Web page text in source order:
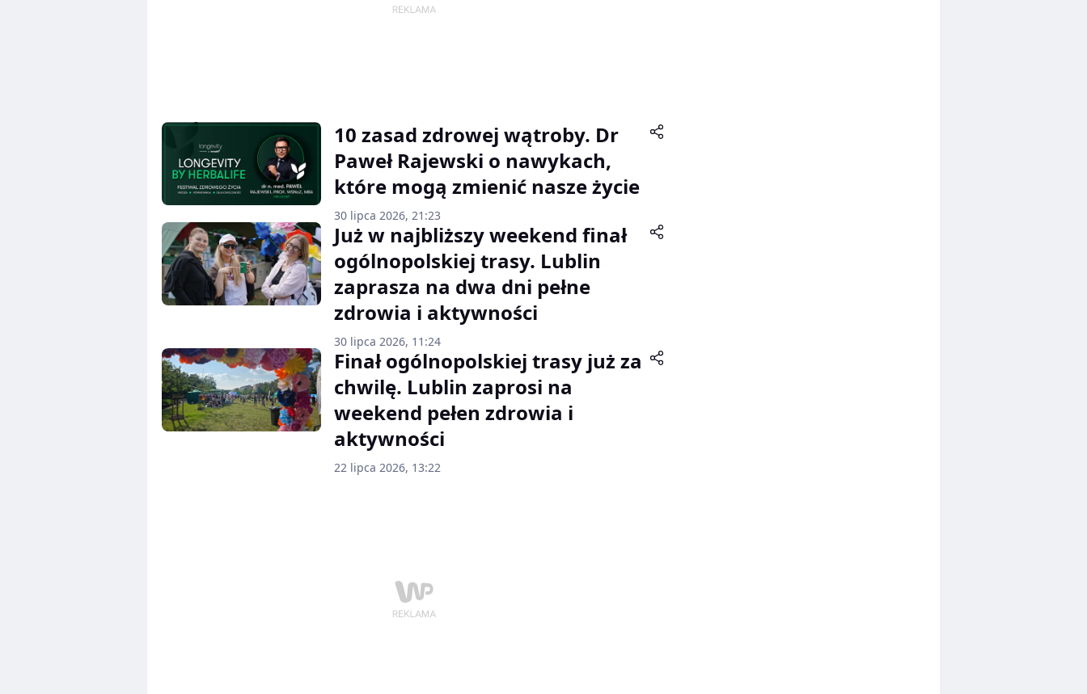
10 zasad zdrowej wątroby. Dr
Paweł Rajewski o nawykach,
które mogą zmienić nasze życie
30 lipca 2026, 21:23
Już w najbliższy weekend finał
ogólnopolskiej trasy. Lublin
zaprasza na dwa dni pełne
zdrowia i aktywności
30 lipca 2026, 11:24
Finał ogólnopolskiej trasy już za
chwilę. Lublin zaprosi na
weekend pełen zdrowia i
aktywności
22 lipca 2026, 13:22